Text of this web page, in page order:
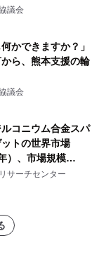
議会
かできますか？」
ら、熊本支援の輪
議会
コニウム合金スパ
トの世界市場
）、市場規模
の他）・分析レポ
サーチセンター